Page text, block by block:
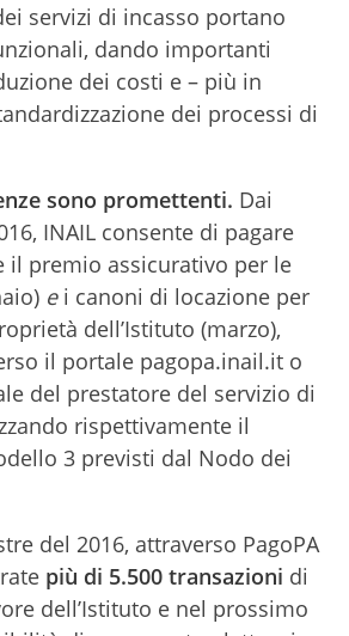
servizi di incasso portano
dando importanti
dei costi e – più in
dei processi di
sono promettenti. Dai
INAIL consente di pagare
il premio assicurativo per le
e i canoni di locazione per
dell’Istituto (marzo),
il portale pagopa.inail.it o
del prestatore del servizio di
rispettivamente il
3 previsti dal Nodo dei
del 2016, attraverso PagoPA
più di 5.500 transazioni di
dell’Istituto e nel prossimo